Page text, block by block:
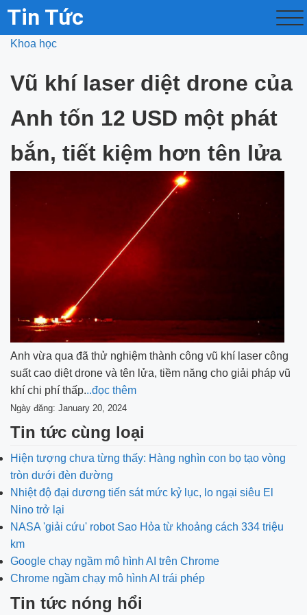
Tin Tức
Khoa học
Vũ khí laser diệt drone của
Anh tốn 12 USD một phát
bắn, tiết kiệm hơn tên lửa
Anh vừa qua đã thử nghiệm thành công vũ khí laser công
suất cao diệt drone và tên lửa, tiềm năng cho giải pháp vũ
khí chi phí thấp...đọc thêm
Ngày đăng: January 20, 2024
Tin tức cùng loại
Hiện tượng chưa từng thấy: Hàng nghìn con bọ tạo vòng
tròn dưới đèn đường
Nhiệt độ đại dương tiến sát mức kỷ lục, lo ngại siêu El
Nino trở lại
NASA 'giải cứu' robot Sao Hỏa từ khoảng cách 334 triệu
km
Google chạy ngầm mô hình AI trên Chrome
Chrome ngầm chạy mô hình AI trái phép
Tin tức nóng hổi